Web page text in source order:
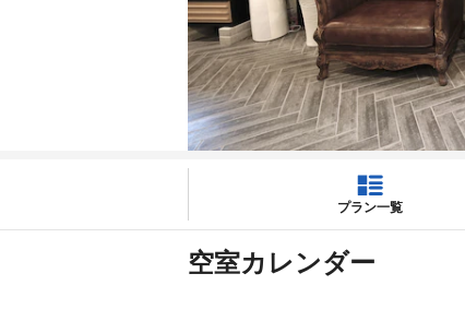
プラン一覧
空室カレンダー